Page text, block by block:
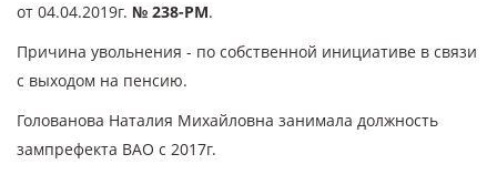
от 04.04.2019г. № 238-РМ.
Причина увольнения - по собственной инициативе в связи
с выходом на пенсию.
Голованова Наталия Михайловна занимала должность
зампрефекта ВАО с 2017г.